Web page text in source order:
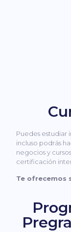
Puedes estudiar
incluso podrás
negocios y
certificación
Te ofrecemos